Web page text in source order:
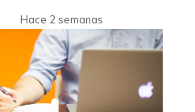
Hace 2 semanas